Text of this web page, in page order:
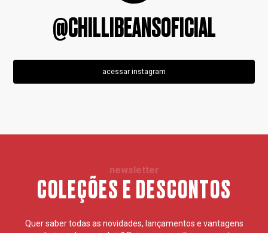
@CHILLIBEANSOFICIAL
acessar instagram
newsletter
COLEÇÕES E DESCONTOS
Quer saber todas as novidades, lançamentos e vantagens